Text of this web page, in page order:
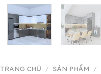
TRANG CHỦ / SẢN PHẨM /